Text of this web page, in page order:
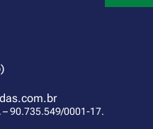
– 90.735.549/0001-17.